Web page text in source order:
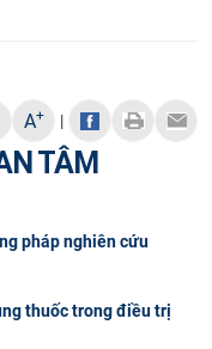
A+ |
TÂM
pháp nghiên cứu
thuốc trong điều trị